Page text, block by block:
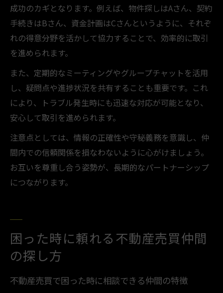
成功のカギとなります。例えば、物件探しはAさん、契約
手続きはBさん、資金計画はCさんというように、それぞ
れの得意分野を活かして協力することで、効率的に取引
を進められます。
また、定期的なミーティングやグループチャットを活用
し、疑問点や進捗状況を共有することも重要です。これ
により、トラブル発生時にも迅速な対応が可能となり、
安心して取引を進められます。
注意点としては、情報の正確性や守秘義務を意識し、仲
間内での信頼関係を損なわないように心がけましょう。
お互いを尊重し合う姿勢が、長期的なパートナーシップ
につながります。
困った時に頼れる不動産売買仲間
の探し方
不動産売買で困った時に相談できる仲間の特徴